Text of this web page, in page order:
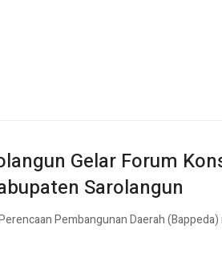
Gelar Forum
Sarolangun
Pembangunan Daerah